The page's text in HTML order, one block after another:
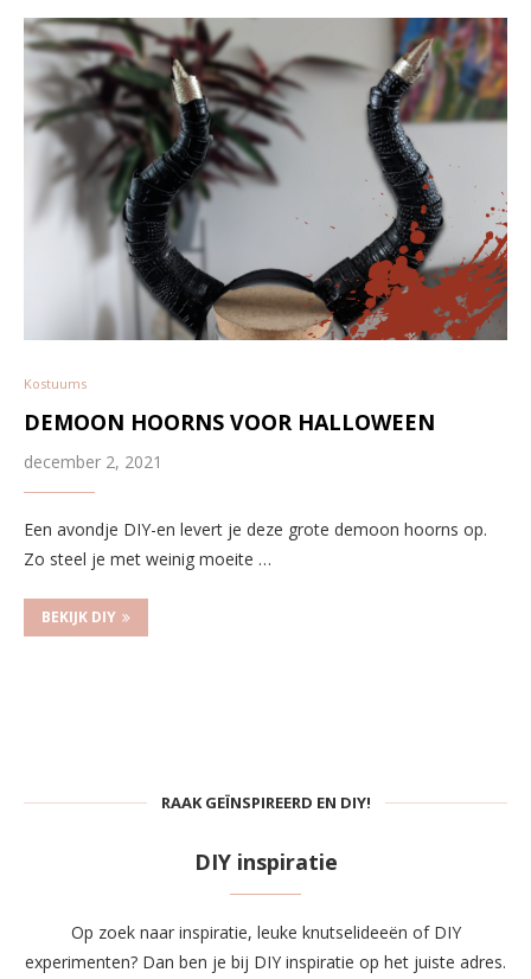
Kostuums
DEMOON HOORNS VOOR HALLOWEEN
december 2, 2021
Een avondje DIY-en levert je deze grote demoon hoorns op.
Zo steel je met weinig moeite …
BEKIJK DIY
RAAK GEÏNSPIREERD EN DIY!
DIY inspiratie
Op zoek naar inspiratie, leuke knutselideeën of DIY
experimenten? Dan ben je bij DIY inspiratie op het juiste adres.